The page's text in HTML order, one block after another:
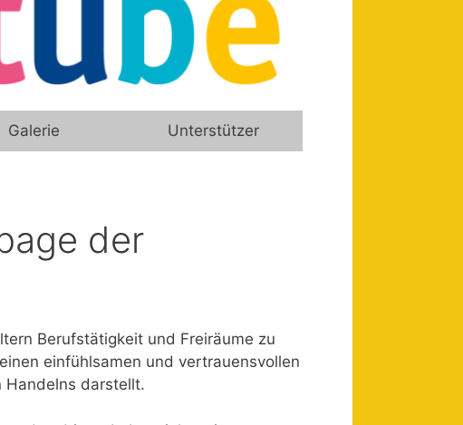
Galerie Unterstützer
der
Berufstätigkeit und Freiräume zu
einfühlsamen und vertrauensvollen
Handelns darstellt.